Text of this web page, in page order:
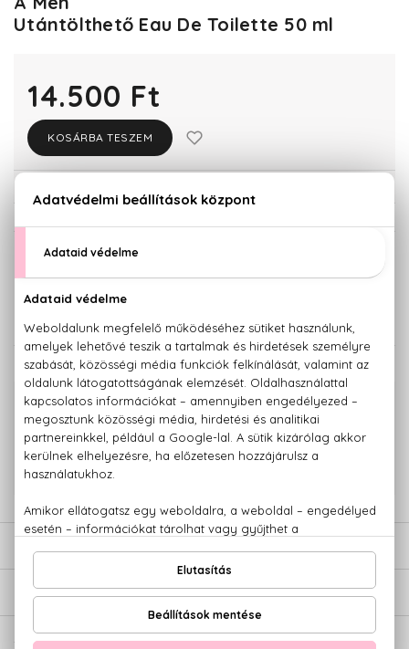
Utántölthető Eau De Toilette 50 ml
14.500 Ft
KOSÁRBA TESZEM
KISZERELÉS KIVÁLASZTÁSA
KAPCSOLÓDÓ TERMÉKEK
100% eredeti termékek,14 napos visszaküldési garanciával
Kérdésed van, elakadtál? Hívd ügyfélszolgálatunkat: +36 20
779 1926
ÉRTÉKELÉSEK (0)
SZÁLLÍTÁS